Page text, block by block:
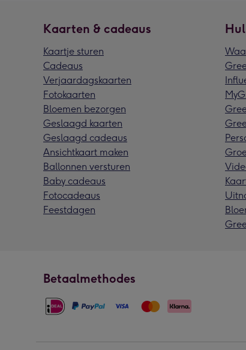
Kaarten & cadeaus
Kaartje sturen
Cadeaus
Verjaardagskaarten
Fotokaarten
Bloemen bezorgen
Geslaagd kaarten
Geslaagd cadeaus
Ansichtkaart maken
Ballonnen versturen
Baby cadeaus
Fotocadeaus
Feestdagen
Betaalmethodes